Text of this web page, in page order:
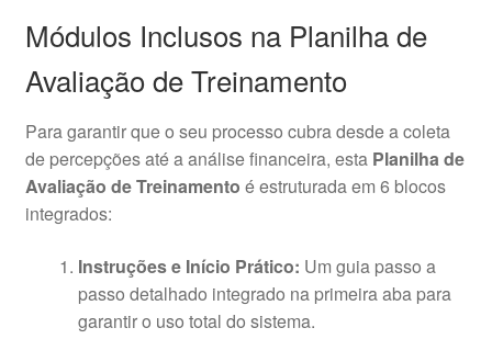
Módulos Inclusos na Planilha de
Avaliação de Treinamento
Para garantir que o seu processo cubra desde a coleta
de percepções até a análise financeira, esta Planilha de
Avaliação de Treinamento é estruturada em 6 blocos
integrados:
Instruções e Início Prático: Um guia passo a
passo detalhado integrado na primeira aba para
garantir o uso total do sistema.